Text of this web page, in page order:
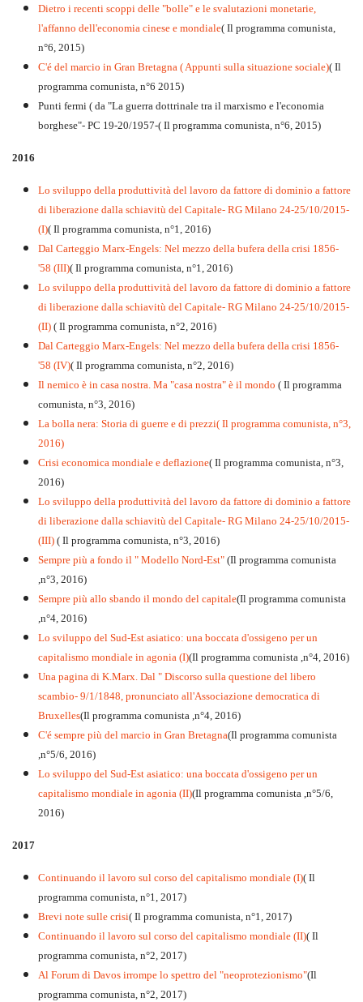
Dietro i recenti scoppi delle "bolle" e le svalutazioni monetarie,
l'affanno dell'economia cinese e mondiale( Il programma comunista,
n°6, 2015)
C'é del marcio in Gran Bretagna ( Appunti sulla situazione sociale)( Il
programma comunista, n°6 2015)
Punti fermi ( da "La guerra dottrinale tra il marxismo e l'economia
borghese"- PC 19-20/1957-( Il programma comunista, n°6, 2015)
2016
Lo sviluppo della produttività del lavoro da fattore di dominio a fattore
di liberazione dalla schiavitù del Capitale- RG Milano 24-25/10/2015-
(I)( Il programma comunista, n°1, 2016)
Dal Carteggio Marx-Engels: Nel mezzo della bufera della crisi 1856-
'58 (III)( Il programma comunista, n°1, 2016)
Lo sviluppo della produttività del lavoro da fattore di dominio a fattore
di liberazione dalla schiavitù del Capitale- RG Milano 24-25/10/2015-
(II) ( Il programma comunista, n°2, 2016)
Dal Carteggio Marx-Engels: Nel mezzo della bufera della crisi 1856-
'58 (IV)( Il programma comunista, n°2, 2016)
Il nemico è in casa nostra. Ma "casa nostra" è il mondo ( Il programma
comunista, n°3, 2016)
La bolla nera: Storia di guerre e di prezzi( Il programma comunista, n°3,
2016)
Crisi economica mondiale e deflazione( Il programma comunista, n°3,
2016)
Lo sviluppo della produttività del lavoro da fattore di dominio a fattore
di liberazione dalla schiavitù del Capitale- RG Milano 24-25/10/2015-
(III) ( Il programma comunista, n°3, 2016)
Sempre più a fondo il " Modello Nord-Est" (Il programma comunista
,n°3, 2016)
Sempre più allo sbando il mondo del capitale(Il programma comunista
,n°4, 2016)
Lo sviluppo del Sud-Est asiatico: una boccata d'ossigeno per un
capitalismo mondiale in agonia (I)(Il programma comunista ,n°4, 2016)
Una pagina di K.Marx. Dal " Discorso sulla questione del libero
scambio- 9/1/1848, pronunciato all'Associazione democratica di
Bruxelles(Il programma comunista ,n°4, 2016)
C'é sempre più del marcio in Gran Bretagna(Il programma comunista
,n°5/6, 2016)
Lo sviluppo del Sud-Est asiatico: una boccata d'ossigeno per un
capitalismo mondiale in agonia (II)(Il programma comunista ,n°5/6,
2016)
2017
Continuando il lavoro sul corso del capitalismo mondiale (I)( Il
programma comunista, n°1, 2017)
Brevi note sulle crisi( Il programma comunista, n°1, 2017)
Continuando il lavoro sul corso del capitalismo mondiale (II)( Il
programma comunista, n°2, 2017)
Al Forum di Davos irrompe lo spettro del "neoprotezionismo"(Il
programma comunista, n°2, 2017)